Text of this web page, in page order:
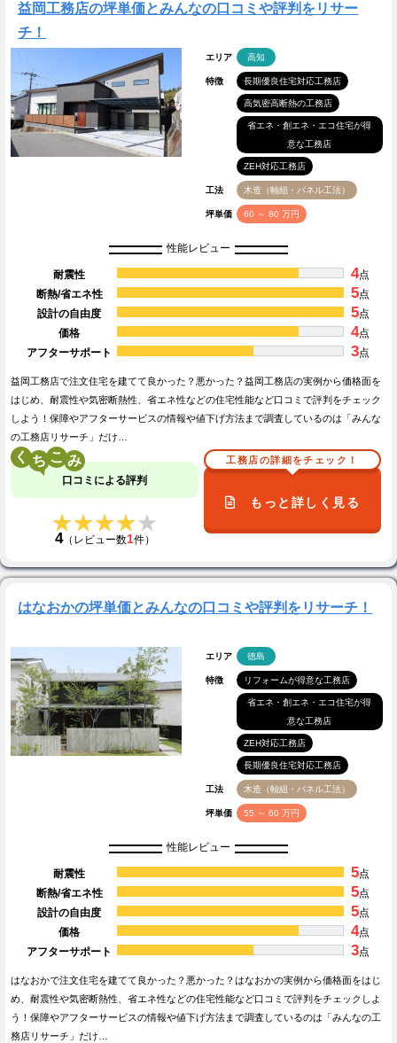
益岡工務店の坪単価とみんなの口コミや評判をリサー
チ！
エリア 高知
特徴 長期優良住宅対応工務店
高気密高断熱の工務店
省エネ・創エネ・エコ住宅が得
意な工務店
ZEH対応工務店
工法 木造（軸組・パネル工法）
坪単価 60 ～ 80 万円
性能レビュー
耐震性 4点
断熱/省エネ性
5点
設計の自由度
5点
価格
4点
アフターサポート
3点
益岡工務店で注文住宅を建てて良かった？悪かった？益岡工務店の実例から価格面を
はじめ、耐震性や気密断熱性、省エネ性などの住宅性能など口コミで評判をチェック
しよう！保障やアフターサービスの情報や値下げ方法まで調査しているのは「みんな
の工務店リサーチ」だけ…
く こ
口コミによる評判
★★★★★
★★★★★
4（レビュー数1件）
工務店の詳細をチェック！
もっと詳しく見る
はなおかの坪単価とみんなの口コミや評判をリサーチ！
エリア 徳島
特徴 リフォームが得意な工務店
省エネ・創エネ・エコ住宅が得
意な工務店
ZEH対応工務店
長期優良住宅対応工務店
工法 木造（軸組・パネル工法）
坪単価 55 ～ 60 万円
性能レビュー
耐震性 5点
断熱/省エネ性
5点
設計の自由度
5点
価格
4点
アフターサポート
3点
はなおかで注文住宅を建てて良かった？悪かった？はなおかの実例から価格面をはじ
め、耐震性や気密断熱性、省エネ性などの住宅性能など口コミで評判をチェックしよ
う！保障やアフターサービスの情報や値下げ方法まで調査しているのは「みんなの工
務店リサーチ」だけ…